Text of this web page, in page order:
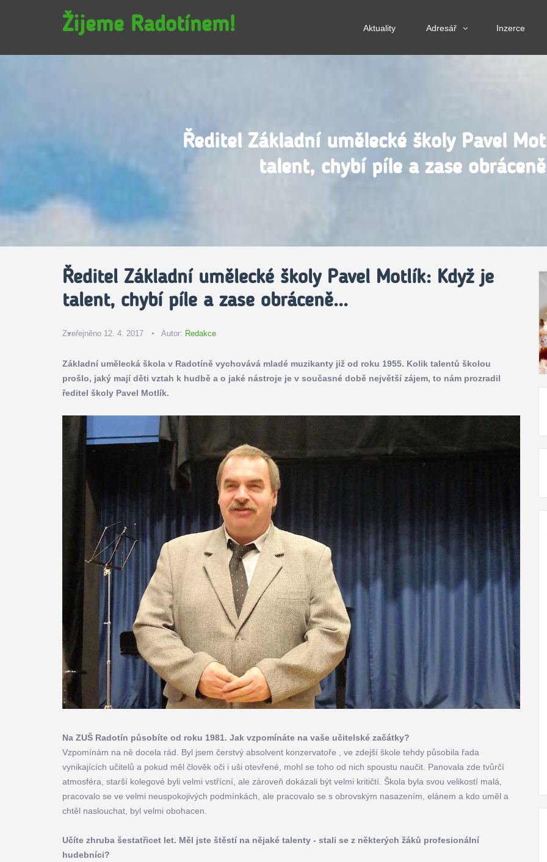
Žijeme Radotínem! Aktuality Adresář Inzerce
Ředitel Základní umělecké školy Pavel
talent, chybí píle a zase
Ředitel Základní umělecké školy Pavel Motlík: Když je
talent, chybí píle a zase obráceně...
Zveřejněno 12. 4. 2017 Autor: Redakce
Základní umělecká škola v Radotíně vychovává mladé muzikanty již od roku 1955. Kolik talentů školou
prošlo, jaký mají děti vztah k hudbě a o jaké nástroje je v současné době největší zájem, to nám prozradil
ředitel školy Pavel Motlík.
Na ZUŠ Radotín působíte od roku 1981. Jak vzpomínáte na vaše učitelské začátky?
Vzpomínám na ně docela rád. Byl jsem čerstvý absolvent konzervatoře , ve zdejší škole tehdy působila řada
vynikajících učitelů a pokud měl člověk oči i uši otevřené, mohl se toho od nich spoustu naučit. Panovala zde tvůrčí
atmosféra, starší kolegové byli velmi vstřícní, ale zároveň dokázali být velmi kritičtí. Škola byla svou velikostí malá,
pracovalo se ve velmi neuspokojivých podmínkách, ale pracovalo se s obrovským nasazením, elánem a kdo uměl a
chtěl naslouchat, byl velmi obohacen.
Učíte zhruba šestatřicet let. Měl jste štěstí na nějaké talenty - stali se z některých žáků profesionální
hudebníci?